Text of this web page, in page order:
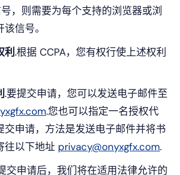
，则需要为每个支持的浏览器或浏
信号。
.根据 CCPA，您有权行使上述权利
.要提交申请，您可以发送电子邮件至
.您也可以指定一名授权代
交申请，方法是发送电子邮件并将书
往以下地址 privacy@onyxgfx.com.
交申请后，我们将在适用法律允许的